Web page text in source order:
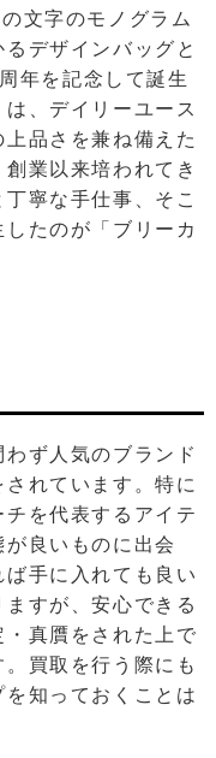
文字のモノグラム
デザインバッグと
年を記念して誕生
、デイリーユース
品さを兼ね備えた
業以来培われてき
寧な手仕事、そこ
たのが「ブリーカ
ず人気のブランド
れています。特に
を代表するアイテ
良いものに出会
手に入れても良い
すが、安心できる
真贋をされた上で
買取を行う際にも
知っておくことは